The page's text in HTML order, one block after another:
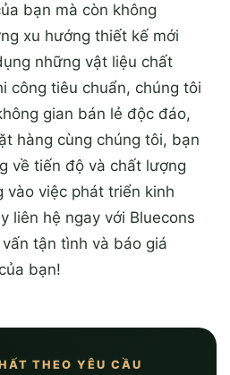
bạn mà còn không
xu hướng thiết kế mới
những vật liệu chất
công tiêu chuẩn, chúng tôi
gian bán lẻ độc đáo,
hàng cùng chúng tôi, bạn
về tiến độ và chất lượng
vào việc phát triển kinh
liên hệ ngay với Bluecons
tận tình và báo giá
bạn!
THEO YÊU CẦU